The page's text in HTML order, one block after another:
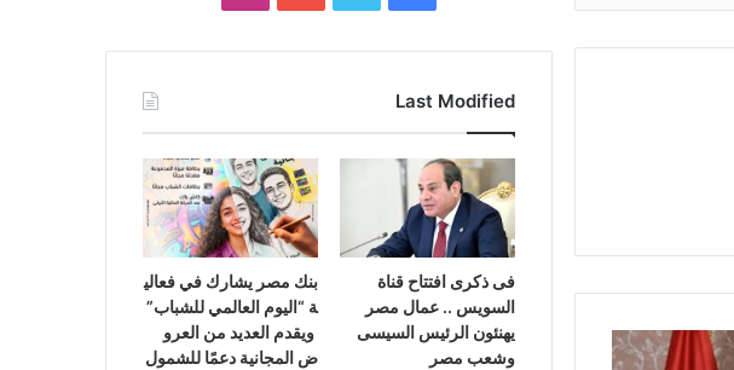
Last Modified
فى ذكرى افتتاح قناة
السويس .. عمال مصر
يهنئون الرئيس السيسى
وشعب مصر
بنك مصر يشارك في فعالي
ة “اليوم العالمي للشباب”
ويقدم العديد من العرو
ض المجانية دعمًا للشمول